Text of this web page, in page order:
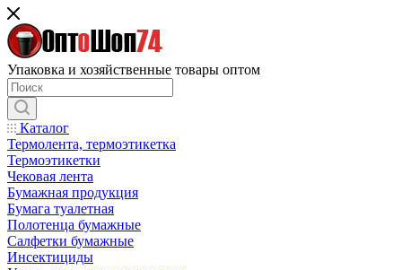
Упаковка и хозяйственные товары оптом
Каталог
Термолента, термоэтикетка
Термоэтикетки
Чековая лента
Бумажная продукция
Бумага туалетная
Полотенца бумажные
Салфетки бумажные
Инсектициды